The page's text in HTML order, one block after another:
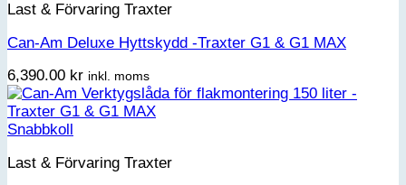
Last & Förvaring Traxter
Can-Am Deluxe Hyttskydd -Traxter G1 & G1 MAX
6,390.00 kr inkl. moms
Snabbkoll
Last & Förvaring Traxter